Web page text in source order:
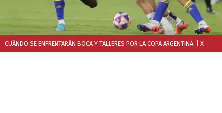
CUÁNDO SE ENFRENTARÁN BOCA Y TALLERES POR LA COPA ARGENTINA. | X